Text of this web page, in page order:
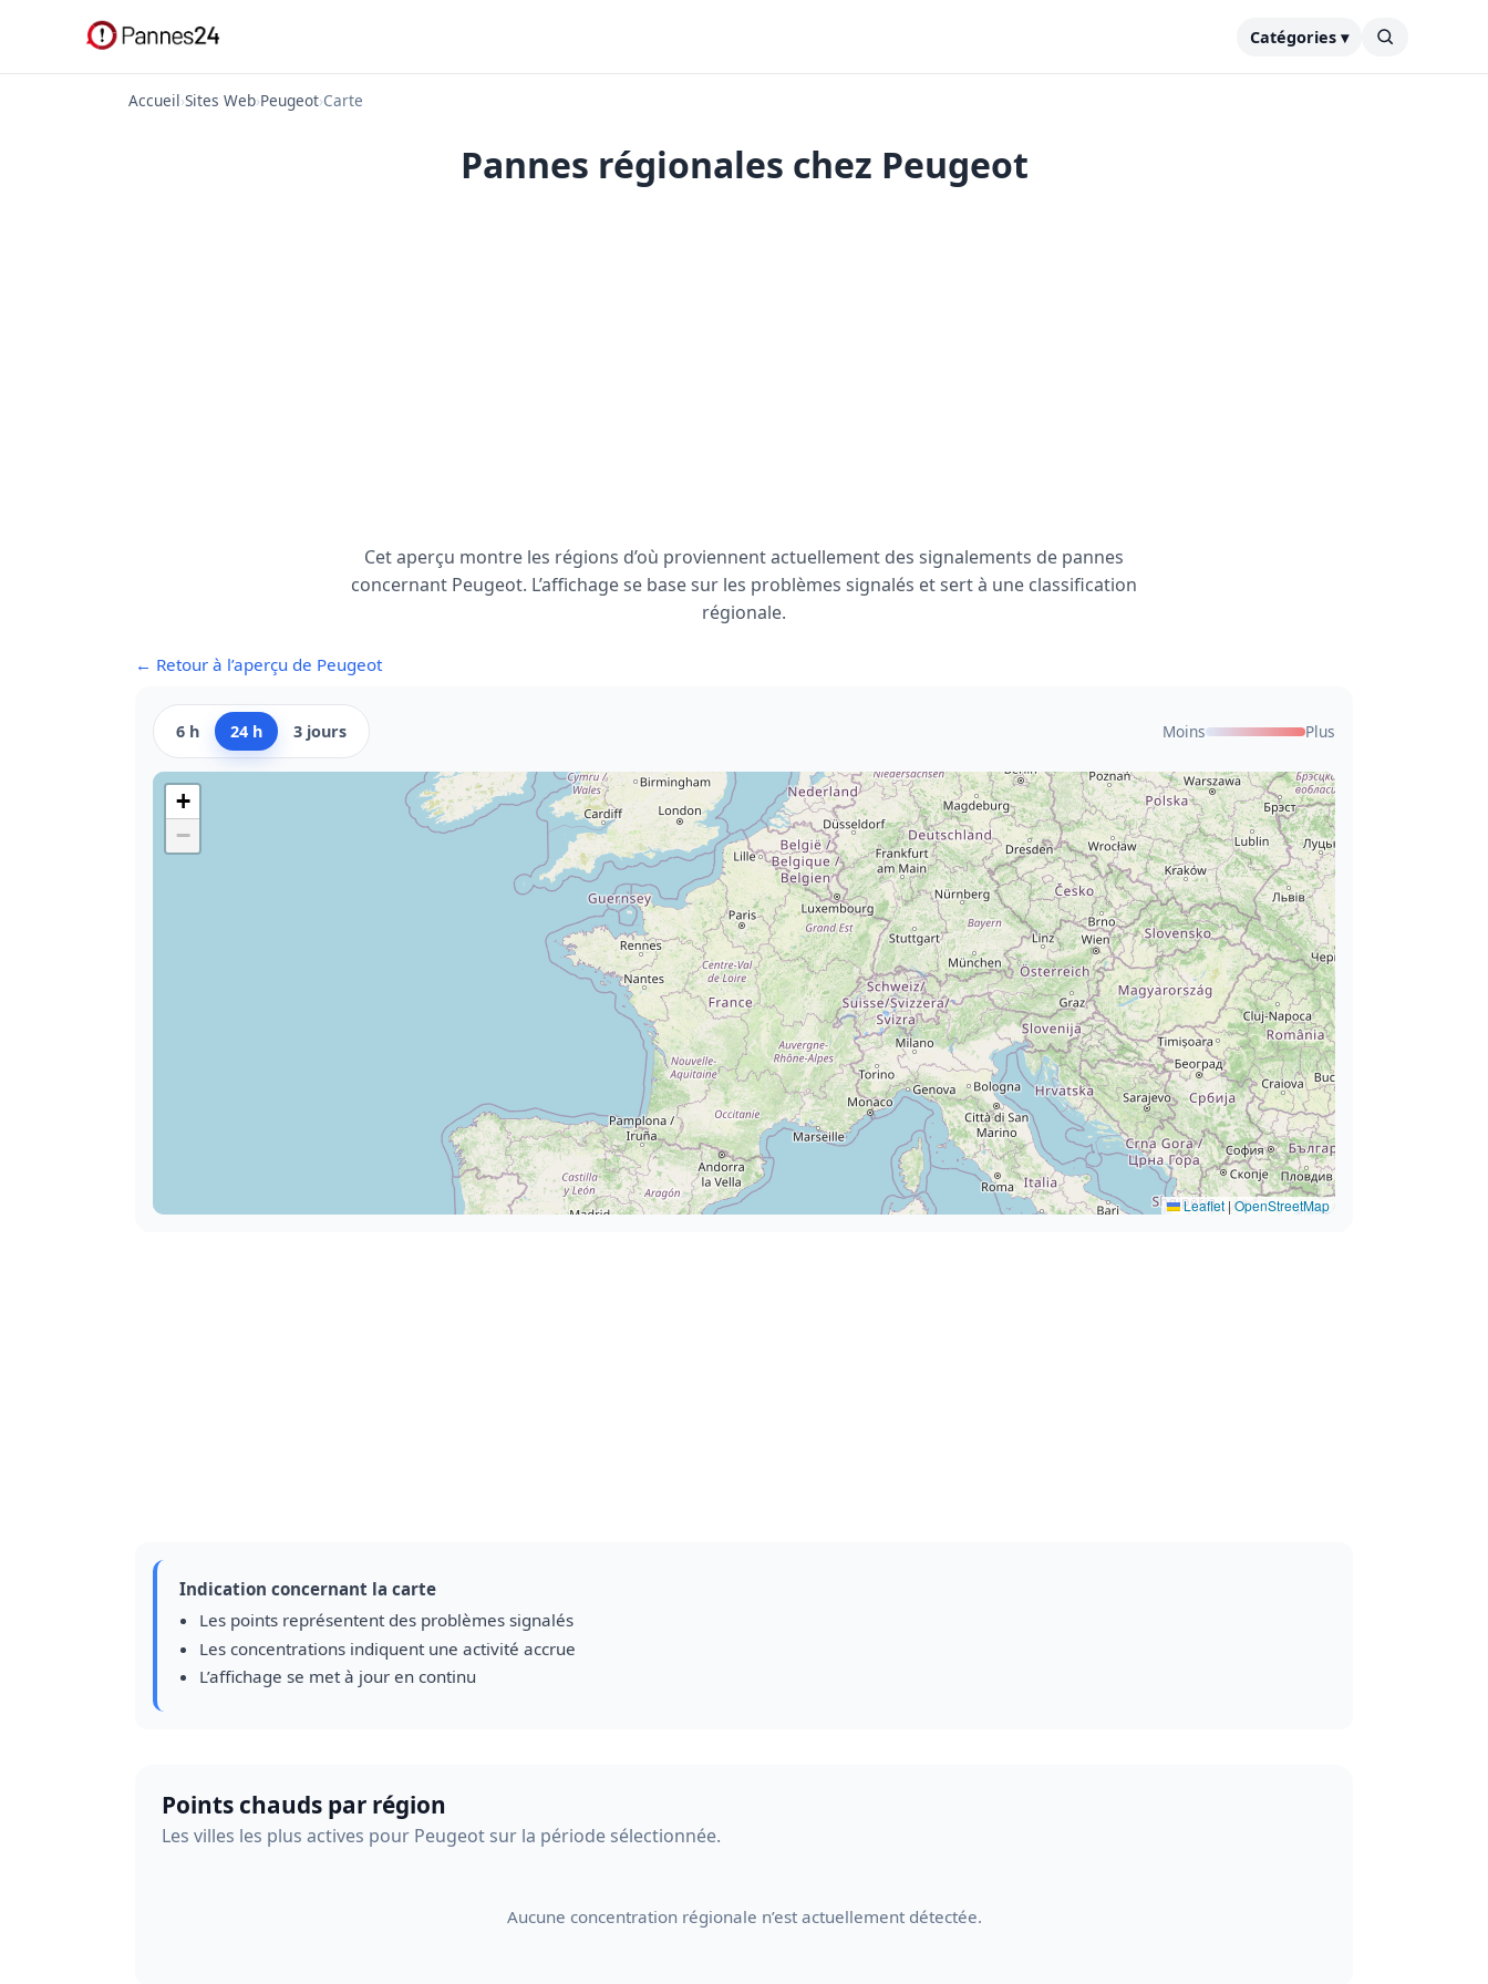
Catégories ▾
Accueil›Sites Web›Peugeot›Carte
Pannes régionales chez Peugeot
Cet aperçu montre les régions d’où proviennent actuellement des signalements de pannes
concernant Peugeot. L’affichage se base sur les problèmes signalés et sert à une classification
régionale.
← Retour à l’aperçu de Peugeot
6 h 24 h 3 jours Moins Plus
+
−
Leaflet | OpenStreetMap
Indication concernant la carte
Les points représentent des problèmes signalés
Les concentrations indiquent une activité accrue
L’affichage se met à jour en continu
Points chauds par région
Les villes les plus actives pour Peugeot sur la période sélectionnée.
Aucune concentration régionale n’est actuellement détectée.